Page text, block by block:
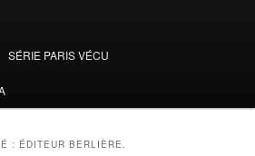
SÉRIE PARIS VÉCU
: ÉDITEUR BERLIÈRE.